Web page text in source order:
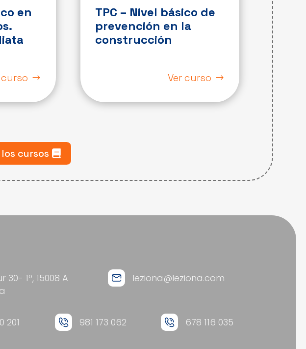
en
curso
TPC – Nivel básico de
prevención en la
construcción
Ver curso
cursos
30- 1º, 15008 A
leziona@leziona.com
201 981 173 062 678 116 035